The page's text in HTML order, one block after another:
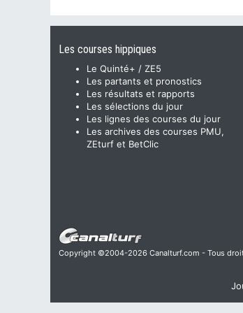
Les courses hippiques
Le Quinté+ / ZE5
Les partants et pronostics
Les résultats et rapports
Les sélections du jour
Les lignes des courses du jour
Les archives des courses PMU,
ZEturf et BetClic
Copyright ©2004-2026 Canalturf.com - Tous